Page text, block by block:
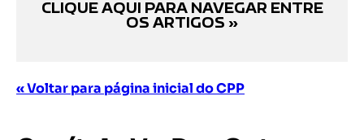
CLIQUE AQUI PARA NAVEGAR ENTRE
OS ARTIGOS »
« Voltar para página inicial do CPP